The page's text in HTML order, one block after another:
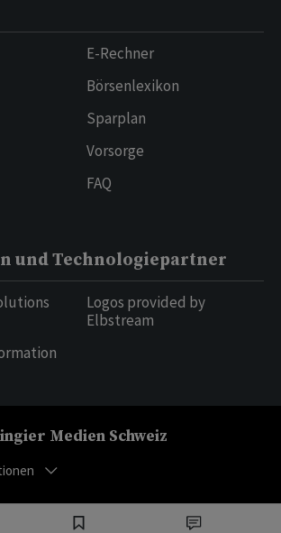
E-Rechner
Börsenlexikon
Sparplan
Vorsorge
FAQ
und Technologiepartner
Logos provided by
Elbstream
Medien Schweiz